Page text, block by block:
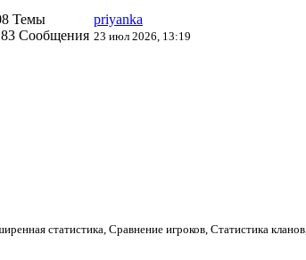
Темы
Сообщения
priyanka
23 июл 2026, 13:19
статистика, Сравнение игроков, Статистика кланов,